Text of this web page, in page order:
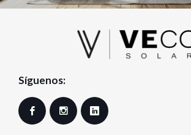
Síguenos:
Facebook Instagram